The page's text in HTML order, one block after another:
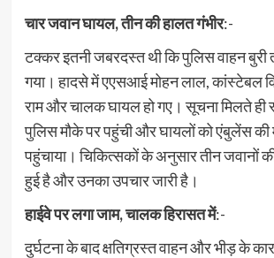
चार जवान घायल, तीन की हालत गंभीर:-
टक्कर इतनी जबरदस्त थी कि पुलिस वाहन बुरी
गया। हादसे में एएसआई मोहन लाल, कांस्टेबल
राम और चालक घायल हो गए। सूचना मिलते ही
पुलिस मौके पर पहुंची और घायलों को एंबुलेंस
पहुंचाया। चिकित्सकों के अनुसार तीन जवानों
हुई है और उनका उपचार जारी है।
हाईवे पर लगा जाम, चालक हिरासत में:-
दुर्घटना के बाद क्षतिग्रस्त वाहन और भीड़ के